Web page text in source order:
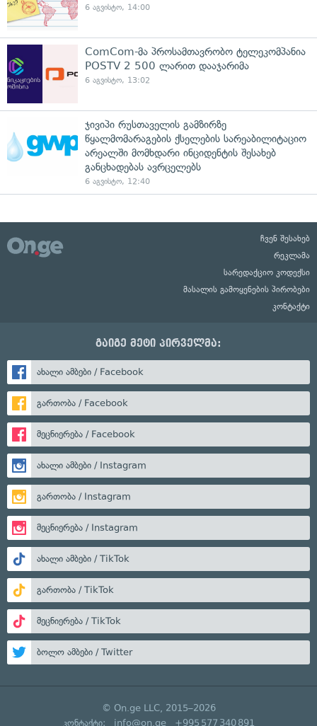
6 აგვისტო, 14:00
ComCom-მა პროსამთავრობო ტელეკომპანია
POSTV 2 500 ლარით დააჯარიმა
6 აგვისტო, 13:02
ჯივიპი რუსთაველის გამზირზე
წყალმომარაგების ქსელების სარეაბილიტაციო
არეალში მომხდარი ინციდენტის შესახებ
განცხადებას ავრცელებს
6 აგვისტო, 12:40
ჩვენ შესახებ
რეკლამა
სარედაქციო კოდექსი
მასალის გამოყენების პირობები
კონტაქტი
გაიგე მეტი პირველმა:
ახალი ამბები / Facebook
გართობა / Facebook
მეცნიერება / Facebook
ახალი ამბები / Instagram
გართობა / Instagram
მეცნიერება / Instagram
ახალი ამბები / TikTok
გართობა / TikTok
მეცნიერება / TikTok
ბოლო ამბები / Twitter
© On.ge LLC, 2015–2026
კონტაქტი: info@on.ge +995 577 340 891